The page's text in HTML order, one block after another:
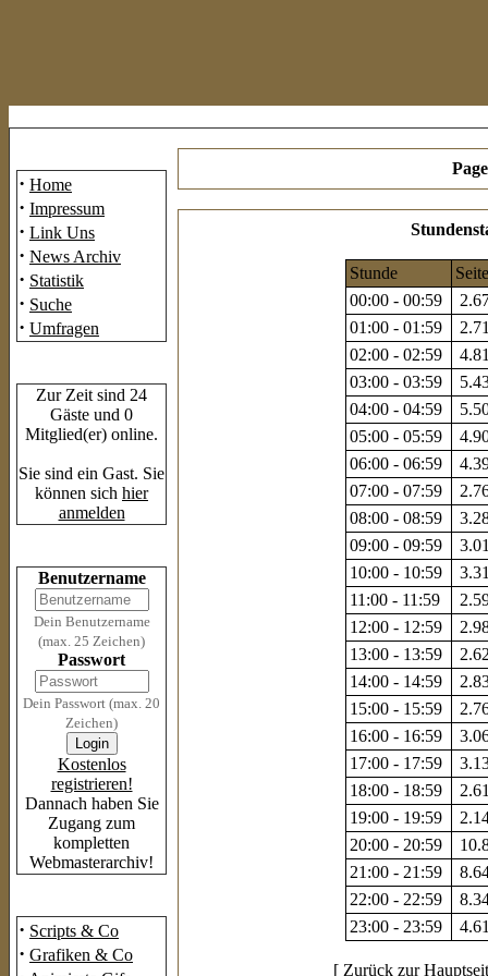
· Home
· Impressum
· Link Uns
· News Archiv
· Statistik
· Suche
· Umfragen
Zur Zeit sind 24
Gäste und 0
Mitglied(er) online.
Sie sind ein Gast. Sie
können sich hier
anmelden
Benutzername
Dein Benutzername
(max. 25 Zeichen)
Passwort
Dein Passwort (max. 20
Zeichen)
Kostenlos
registrieren!
Dannach haben Sie
Zugang zum
kompletten
Webmasterarchiv!
· Scripts & Co
· Grafiken & Co
Stunde
00:00 - 00:59
01:00 - 01:59
02:00 - 02:59
03:00 - 03:59
04:00 - 04:59
05:00 - 05:59
06:00 - 06:59
07:00 - 07:59
08:00 - 08:59
09:00 - 09:59
10:00 - 10:59
11:00 - 11:59
12:00 - 12:59
13:00 - 13:59
14:00 - 14:59
15:00 - 15:59
16:00 - 16:59
17:00 - 17:59
18:00 - 18:59
19:00 - 19:59
20:00 - 20:59
21:00 - 21:59
22:00 - 22:59
23:00 - 23:59
[ Zurück zur